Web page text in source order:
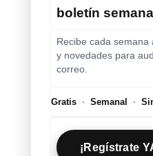
boletín semanal
Recibe cada
y novedades para
correo.
Gratis · Semanal ·
¡Regístrate